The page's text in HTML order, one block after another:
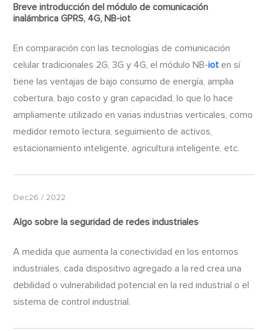
Breve introducción del módulo de comunicación
inalámbrica GPRS, 4G, NB-iot
En comparación con las tecnologías de comunicación
celular tradicionales 2G, 3G y 4G, el módulo NB-iot en sí
tiene las ventajas de bajo consumo de energía, amplia
cobertura, bajo costo y gran capacidad, lo que lo hace
ampliamente utilizado en varias industrias verticales, como
medidor remoto lectura, seguimiento de activos,
estacionamiento inteligente, agricultura inteligente, etc.
Dec26 / 2022
Algo sobre la seguridad de redes industriales
A medida que aumenta la conectividad en los entornos
industriales, cada dispositivo agregado a la red crea una
debilidad o vulnerabilidad potencial en la red industrial o el
sistema de control industrial.